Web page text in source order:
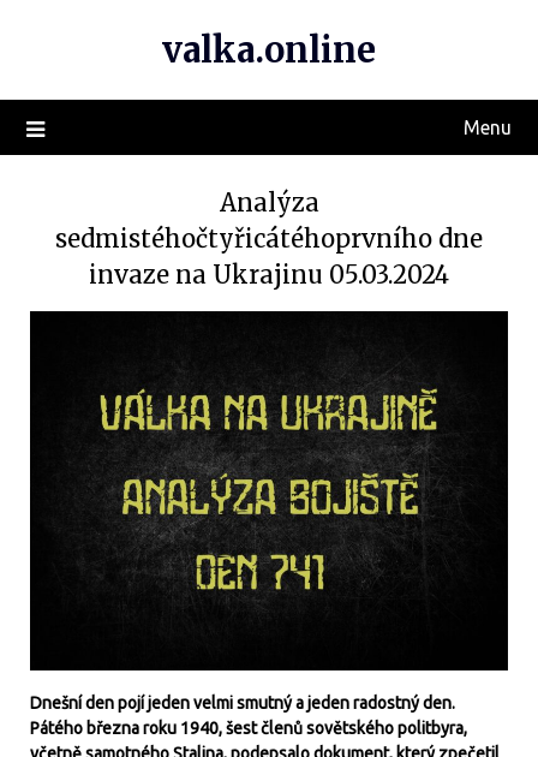
valka.online
Menu
Analýza
sedmistéhočtyřicátéhoprvního dne
invaze na Ukrajinu 05.03.2024
Dnešní den pojí jeden velmi smutný a jeden radostný den.
Pátého března roku 1940, šest členů sovětského politbyra,
včetně samotného Stalina, podepsalo dokument, který zpečetil